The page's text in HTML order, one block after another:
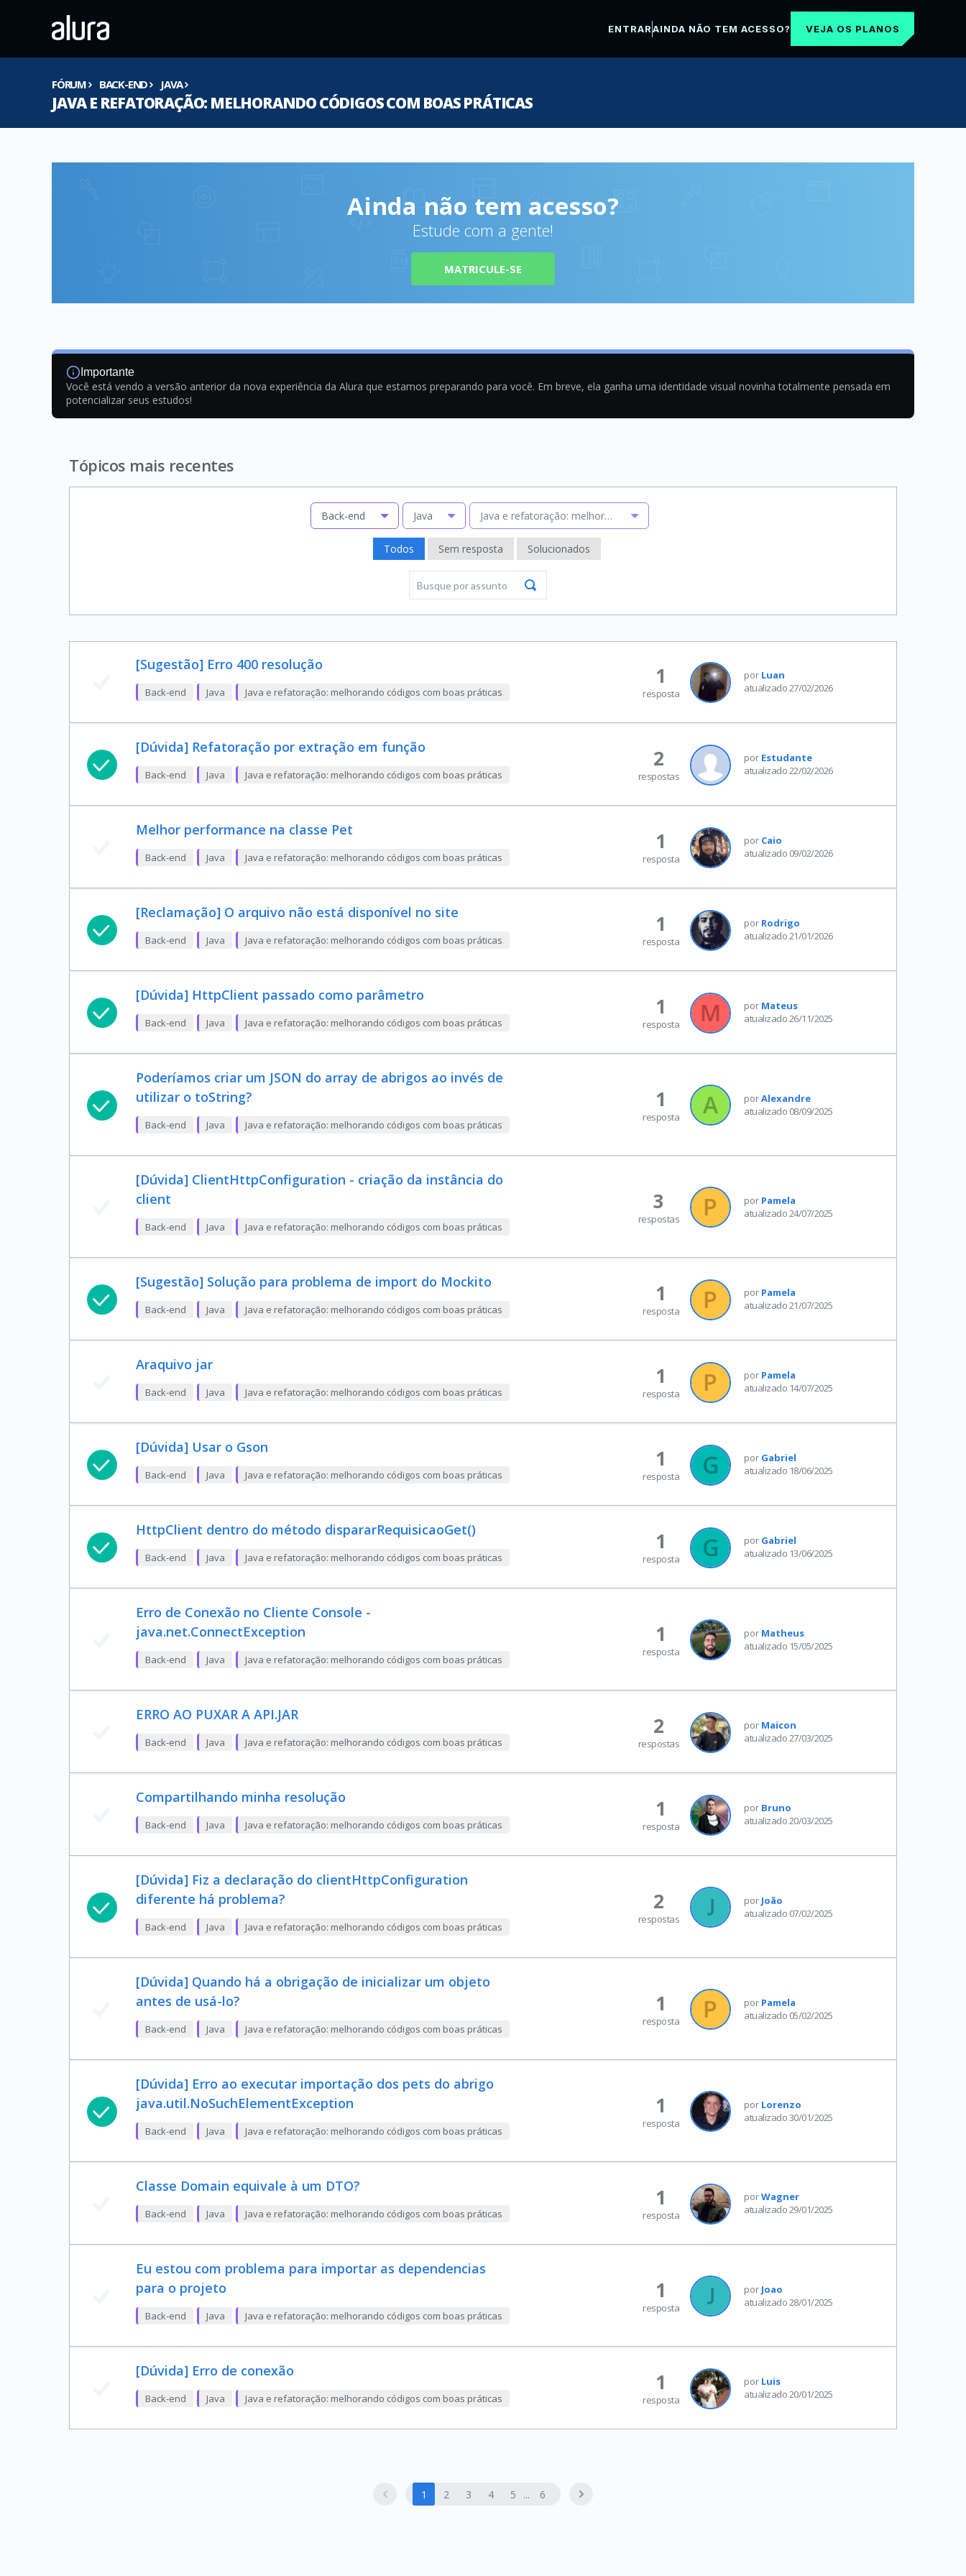
ENTRARAINDA NÃO TEM ACESSO? VEJA OS PLANOS
FÓRUM BACK-END JAVA
JAVA E REFATORAÇÃO: MELHORANDO CÓDIGOS COM BOAS PRÁTICAS
Ainda não tem acesso?
Estude com a gente!
MATRICULE-SE
Importante
Você está vendo a versão anterior da nova experiência da Alura que estamos preparando para você. Em breve, ela ganha uma identidade visual novinha totalmente pensada em
potencializar seus estudos!
Tópicos mais recentes
Back-end Java Java e refatoração: melhorando códigos com boas práticas
Todos Sem resposta Solucionados
[Sugestão] Erro 400 resolução
Back-end Java Java e refatoração: melhorando códigos com boas práticas
por Luan
atualizado 27/02/2026
1
resposta
[Dúvida] Refatoração por extração em função
Back-end Java Java e refatoração: melhorando códigos com boas práticas
por Estudante
atualizado 22/02/2026
2
respostas
Melhor performance na classe Pet
Back-end Java Java e refatoração: melhorando códigos com boas práticas
por Caio
atualizado 09/02/2026
1
resposta
[Reclamação] O arquivo não está disponível no site
Back-end Java Java e refatoração: melhorando códigos com boas práticas
por Rodrigo
atualizado 21/01/2026
1
resposta
[Dúvida] HttpClient passado como parâmetro
Back-end Java Java e refatoração: melhorando códigos com boas práticas
por Mateus
atualizado 26/11/2025
1
resposta
Poderíamos criar um JSON do array de abrigos ao invés de
utilizar o toString?
Back-end Java Java e refatoração: melhorando códigos com boas práticas
porAlexandre
atualizado 08/09/2025
1
resposta
[Dúvida] ClientHttpConfiguration - criação da instância do
client
Back-end Java Java e refatoração: melhorando códigos com boas práticas
por Pamela
atualizado 24/07/2025
3
respostas
[Sugestão] Solução para problema de import do Mockito
Back-end Java Java e refatoração: melhorando códigos com boas práticas
por Pamela
atualizado 21/07/2025
1
resposta
Araquivo jar
Back-end Java Java e refatoração: melhorando códigos com boas práticas
por Pamela
atualizado 14/07/2025
1
resposta
[Dúvida] Usar o Gson
Back-end Java Java e refatoração: melhorando códigos com boas práticas
por Gabriel
atualizado 18/06/2025
1
resposta
HttpClient dentro do método dispararRequisicaoGet()
Back-end Java Java e refatoração: melhorando códigos com boas práticas
por Gabriel
atualizado 13/06/2025
1
resposta
Erro de Conexão no Cliente Console -
java.net.ConnectException
Back-end Java Java e refatoração: melhorando códigos com boas práticas
por Matheus
atualizado 15/05/2025
1
resposta
ERRO AO PUXAR A API.JAR
Back-end Java Java e refatoração: melhorando códigos com boas práticas
por Maicon
atualizado 27/03/2025
2
respostas
Compartilhando minha resolução
Back-end Java Java e refatoração: melhorando códigos com boas práticas
por Bruno
atualizado 20/03/2025
1
resposta
[Dúvida] Fiz a declaração do clientHttpConfiguration
diferente há problema?
Back-end Java Java e refatoração: melhorando códigos com boas práticas
por João
atualizado 07/02/2025
2
respostas
[Dúvida] Quando há a obrigação de inicializar um objeto
antes de usá-lo?
Back-end Java Java e refatoração: melhorando códigos com boas práticas
por Pamela
atualizado 05/02/2025
1
resposta
[Dúvida] Erro ao executar importação dos pets do abrigo
java.util.NoSuchElementException
Back-end Java Java e refatoração: melhorando códigos com boas práticas
por Lorenzo
atualizado 30/01/2025
1
resposta
Classe Domain equivale à um DTO?
Back-end Java Java e refatoração: melhorando códigos com boas práticas
porWagner
atualizado 29/01/2025
1
resposta
Eu estou com problema para importar as dependencias
para o projeto
Back-end Java Java e refatoração: melhorando códigos com boas práticas
por Joao
atualizado 28/01/2025
1
resposta
[Dúvida] Erro de conexão
Back-end Java Java e refatoração: melhorando códigos com boas práticas
por Luis
atualizado 20/01/2025
1
resposta
1 2 3 4 5 6